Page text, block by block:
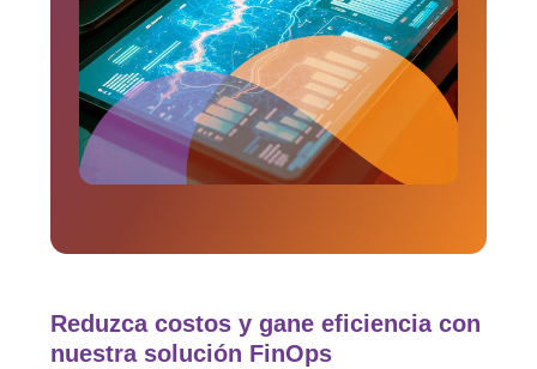
Reduzca costos y gane eficiencia con
nuestra solución FinOps